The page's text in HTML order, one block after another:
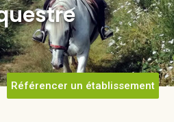
Référencer un établissement